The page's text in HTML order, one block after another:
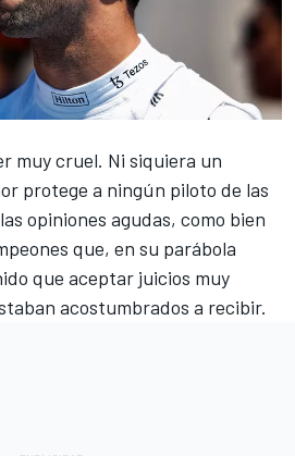
muy cruel. Ni siquiera un
protege a ningún piloto de las
opiniones agudas, como bien
que, en su parábola
que aceptar juicios muy
acostumbrados a recibir.